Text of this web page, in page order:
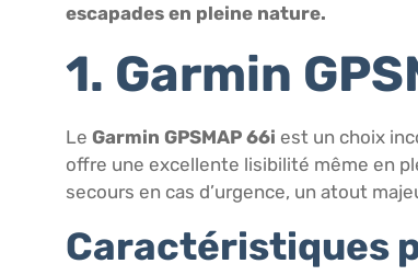
escapades en pleine nature.
1. Garmin
Le Garmin GPSMAP 66i est un choix
offre une excellente lisibilité même en
secours en cas d’urgence, un atout
Caractéristiques